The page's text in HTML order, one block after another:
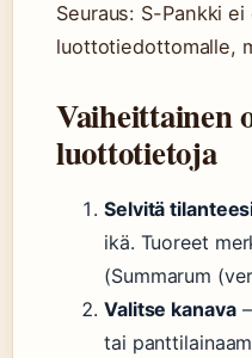
Seuraus: S-Pankki
luottotiedottomalle,
Vaiheittainen
luottotietoja
Selvitä
ikä. Tuoreet
(Summarum
Valitse kanava–
tai